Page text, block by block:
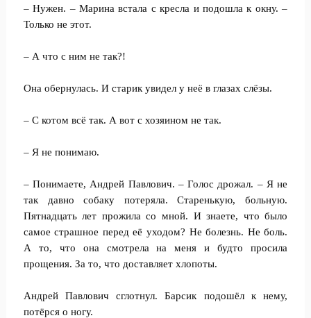
– Нужен. – Марина встала с кресла и подошла к окну. –
Только не этот.
– А что с ним не так?!
Она обернулась. И старик увидел у неё в глазах слёзы.
– С котом всё так. А вот с хозяином не так.
– Я не понимаю.
– Понимаете, Андрей Павлович. – Голос дрожал. – Я не
так давно собаку потеряла. Старенькую, больную.
Пятнадцать лет прожила со мной. И знаете, что было
самое страшное перед её уходом? Не болезнь. Не боль.
А то, что она смотрела на меня и будто просила
прощения. За то, что доставляет хлопоты.
Андрей Павлович сглотнул. Барсик подошёл к нему,
потёрся о ногу.